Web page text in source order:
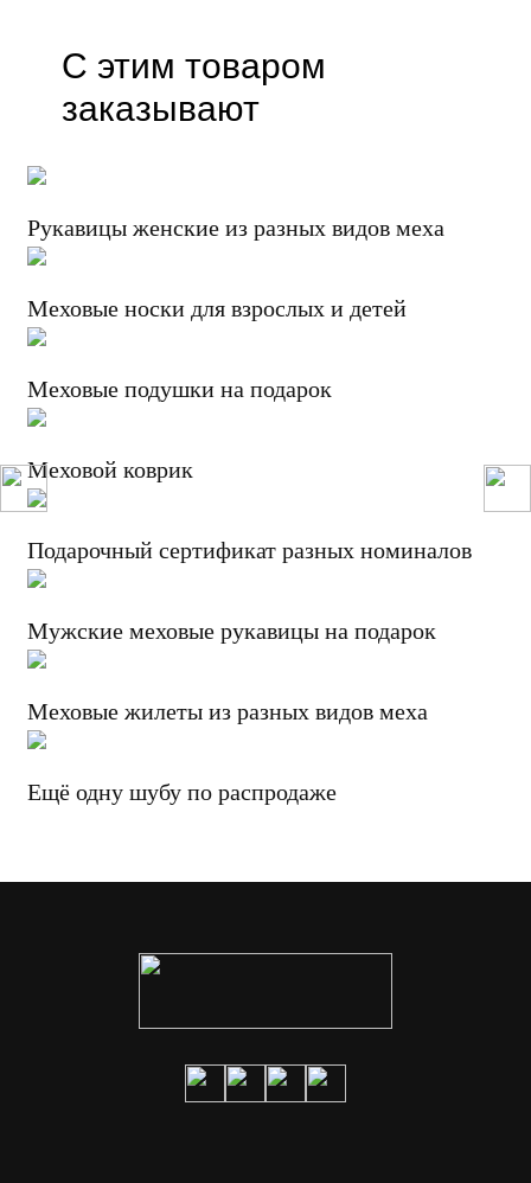
С этим товаром
заказывают
Рукавицы женские из разных видов меха
Меховые носки для взрослых и детей
Меховые подушки на подарок
Меховой коврик
Подарочный сертификат разных номиналов
Мужские меховые рукавицы на подарок
Меховые жилеты из разных видов меха
Ещё одну шубу по распродаже